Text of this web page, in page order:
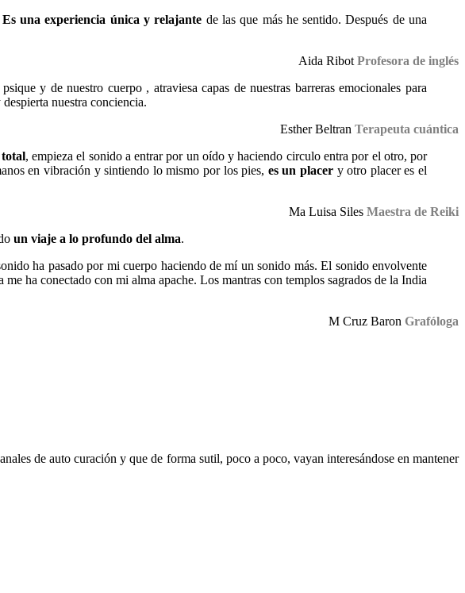
Es una experiencia única y relajante de las que más he sentido. Después de una
Aida Ribot Profesora de inglés
y de nuestro cuerpo , atraviesa capas de nuestras barreras emocionales para
nuestra conciencia.
Esther Beltran Terapeuta cuántica
, empieza el sonido a entrar por un oído y haciendo circulo entra por el otro, por
en vibración y sintiendo lo mismo por los pies, es un placer y otro placer es el
Ma Luisa Siles Maestra de Reiki
un viaje a lo profundo del alma.
ha pasado por mi cuerpo haciendo de mí un sonido más. El sonido envolvente
ha conectado con mi alma apache. Los mantras con templos sagrados de la India
M Cruz Baron Grafóloga
de auto curación y que de forma sutil, poco a poco, vayan interesándose en mantener